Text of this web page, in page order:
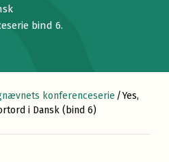
bind 6.
konferenceserie /Yes,
i Dansk (bind 6)